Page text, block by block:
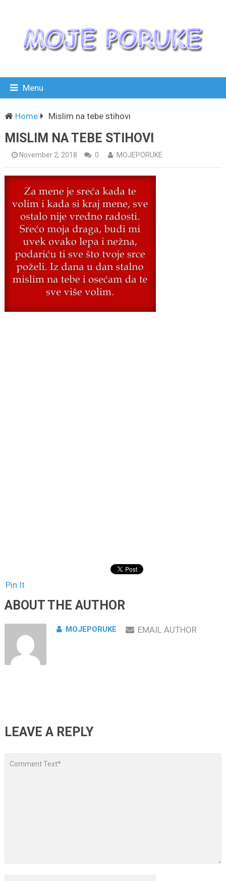
Menu
Home Mislim na tebe stihovi
MISLIM NA TEBE STIHOVI
November 2, 2018 0 MOJEPORUKE
Pin It
ABOUT THE AUTHOR
MOJEPORUKE EMAIL AUTHOR
LEAVE A REPLY